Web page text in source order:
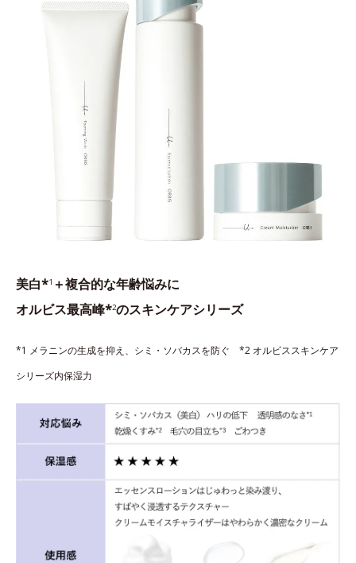
美白*1 ＋複合的な年齢悩みに
オルビス最高峰*2のスキンケアシリーズ
*1 メラニンの生成を抑え、シミ・ソバカスを防ぐ *2 オルビススキンケア
シリーズ内保湿力